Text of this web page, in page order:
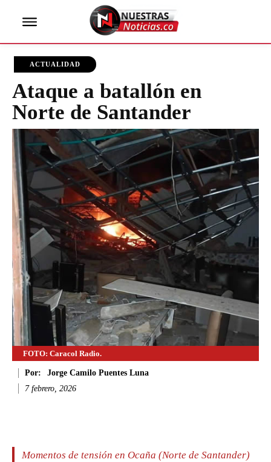
ACTUALIDAD
Ataque a batallón en
Norte de Santander
FOTO: Caracol Radio.
Por:
Jorge Camilo Puentes Luna
7 febrero, 2026
Momentos de tensión en Ocaña (Norte de Santander)